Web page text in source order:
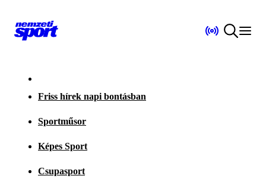
Friss hírek napi bontásban
Sportműsor
Képes Sport
Csupasport